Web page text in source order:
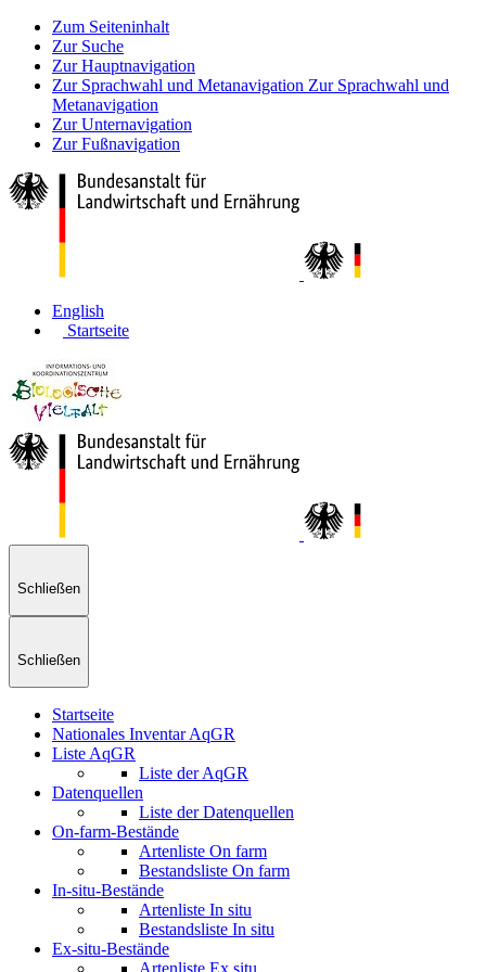
Zum Seiteninhalt
Zur Suche
Zur Hauptnavigation
Zur Sprachwahl und Metanavigation Zur Sprachwahl und
Metanavigation
Zur Unternavigation
Zur Fußnavigation
English
Startseite
Schließen
Schließen
Schließen
Schließen
Startseite
Nationales Inventar AqGR
Liste AqGR
Liste der AqGR
Datenquellen
Liste der Datenquellen
On-farm-Bestände
Artenliste On farm
Bestandsliste On farm
In-situ-Bestände
Artenliste In situ
Bestandsliste In situ
Ex-situ-Bestände
Artenliste Ex situ